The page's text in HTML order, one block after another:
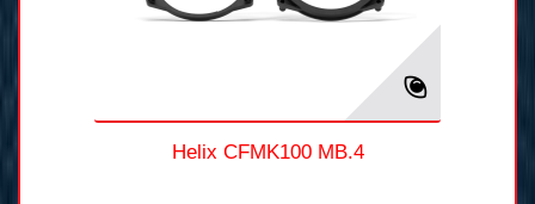
Helix CFMK100 MB.4